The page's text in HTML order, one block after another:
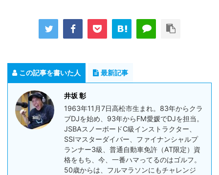
この記事を書いた人 最新記事
井坂 彰
1963年11月7日高松市生まれ。83年からクラ
ブDJを始め、93年からFM愛媛でDJを担当。
JSBAスノーボードC級インストラクター、
SSIマスターダイバー、ファイナンシャルプ
ランナー3級、普通自動車免許（AT限定）資
格をもち、今、一番ハマってるのはゴルフ。
50歳からは、フルマラソンにもチャレンジ